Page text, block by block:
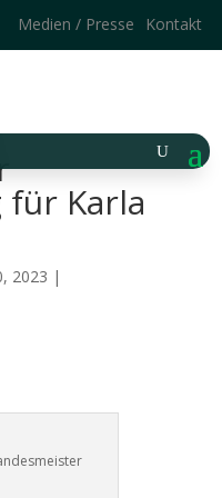
Medien / Presse Kontakt
Karla
2023 |